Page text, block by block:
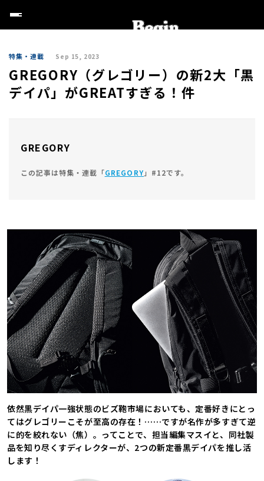
特集・連載 Sep 15, 2023
GREGORY（グレゴリー）の新2大「黒
デイパ」がGREATすぎる！件
GREGORY
この記事は特集・連載「GREGORY 」#12です。
依然黒デイパ一強状態のビズ鞄市場においても、定番好きにとっ
てはグレゴリーこそが至高の存在！……ですが名作が多すぎて逆
に的を絞れない（焦）。ってことで、担当編集マスイと、同社製
品を知り尽くすディレクターが、2つの新定番黒デイパを推し活
します！